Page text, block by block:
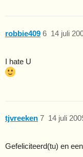
robbie409 14 juli
6
I hate U
tjvreeken 14 juli
7
Gefeliciteerd(tu) en